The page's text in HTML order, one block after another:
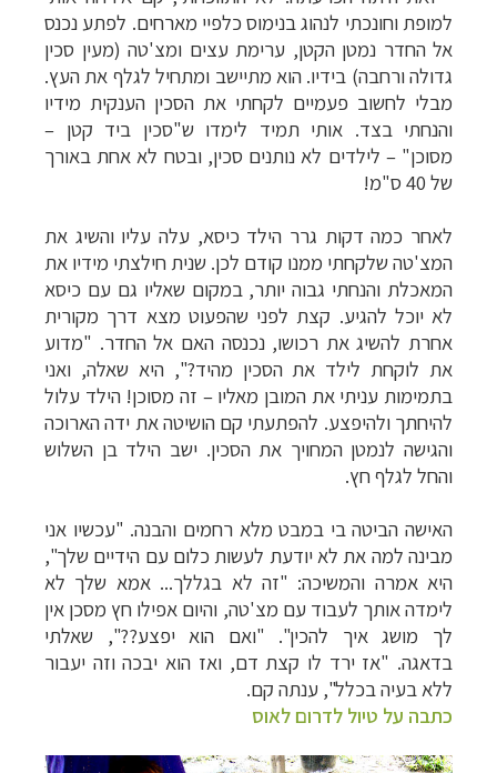
למופת וחונכתי לנהוג בנימוס כלפיי מארחים. לפתע נכנס
אל החדר נמטן הקטן, ערימת עצים ומצ'טה (מעין סכין
גדולה ורחבה) בידיו. הוא מתיישב ומתחיל לגלף את העץ.
מבלי לחשוב פעמיים לקחתי את הסכין הענקית מידיו
והנחתי בצד. אותי תמיד לימדו ש"סכין ביד קטן –
מסוכן"– לילדים לא נותנים סכין, ובטח לא אחת באורך
של 40 ס"מ!
לאחר כמה דקות גרר הילד כיסא, עלה עליו והשיג את
המצ'טה שלקחתי ממנו קודם לכן. שנית חילצתי מידיו את
המאכלת והנחתי גבוה יותר, במקום שאליו גם עם כיסא
לא יוכל להגיע. קצת לפני שהפעוט מצא דרך מקורית
אחרת להשיג את רכושו, נכנסה האם אל החדר. "מדוע
את לוקחת לילד את הסכין מהיד?", היא שאלה, ואני
בתמימות עניתי את המובן מאליו– זה מסוכן! הילד עלול
להיחתך ולהיפצע. להפתעתי קם הושיטה את ידה הארוכה
והגישה לנמטן המחויך את הסכין. ישב הילד בן השלוש
והחל לגלף חץ.
האישה הביטה בי במבט מלא רחמים והבנה. "עכשיו אני
מבינה למה את לא יודעת לעשות כלום עם הידיים שלך",
היא אמרה והמשיכה: "זה לא בגללך... אמא שלך לא
לימדה אותך לעבוד עם מצ'טה, והיום אפילו חץ מסכן אין
לך מושג איך להכין". "ואם הוא יפצע??", שאלתי
בדאגה. "אז ירד לו קצת דם, ואז הוא יבכה וזה יעבור
ללא בעיה בכלל", ענתה קם.
כתבה על טיול לדרום לאוס